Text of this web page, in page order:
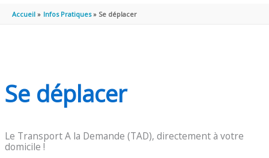
PRINCIPAL
Accueil Infos Pratiques Se déplacer
Se déplacer
Le Transport A la Demande (TAD), directement à votre
domicile !